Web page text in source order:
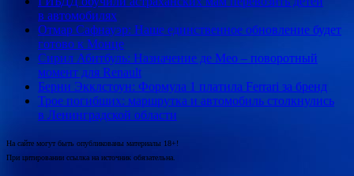
в автомобилях
Отмар Сафнауэр: Наше единственное обновление будет
готово к Монце
Сирил Абитбуль: Назначение де Мео – поворотный
момент для Renault
Берни Экклстоун: Формула 1 платила Ferrari за бренд
Трое погибших: маршрутка и автомобиль столкнулись
в Ленинградской области
На сайте могут быть опубликованы материалы 18+!
При цитировании ссылка на источник обязательна.